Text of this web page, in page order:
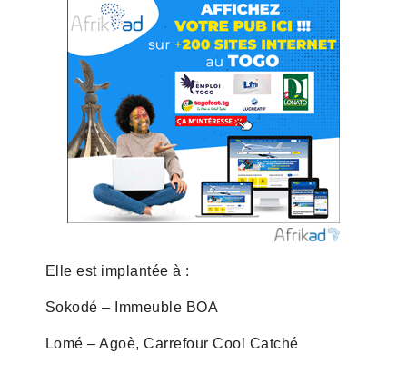
Elle est implantée à :
Sokodé – Immeuble BOA
Lomé – Agoè, Carrefour Cool Catché